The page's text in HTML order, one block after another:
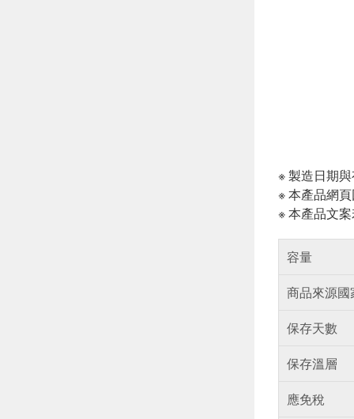
※ 製造日期
※ 本產品網
※ 本產品文
容量
商品來源國
保存天數
保存溫層
應免稅